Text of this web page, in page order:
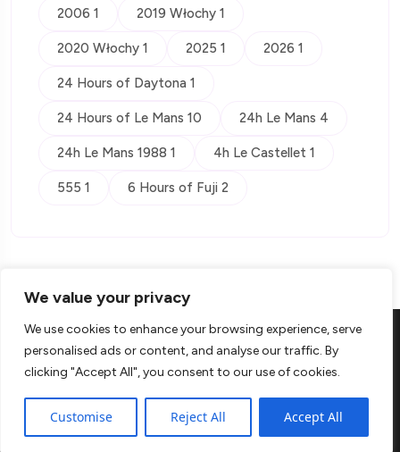
We value your privacy
We use cookies to enhance your browsing experience, serve
personalised ads or content, and analyse our traffic. By
clicking "Accept All", you consent to our use of cookies.
Customise Reject All Accept All
2006 1 2019 Włochy 1
2020 Włochy 1 2025 1 2026 1
24 Hours of Daytona 1
24 Hours of Le Mans 10 24h Le Mans 4
24h Le Mans 1988 1 4h Le Castellet 1
555 1 6 Hours of Fuji 2
© Copyright 2026 Kontra